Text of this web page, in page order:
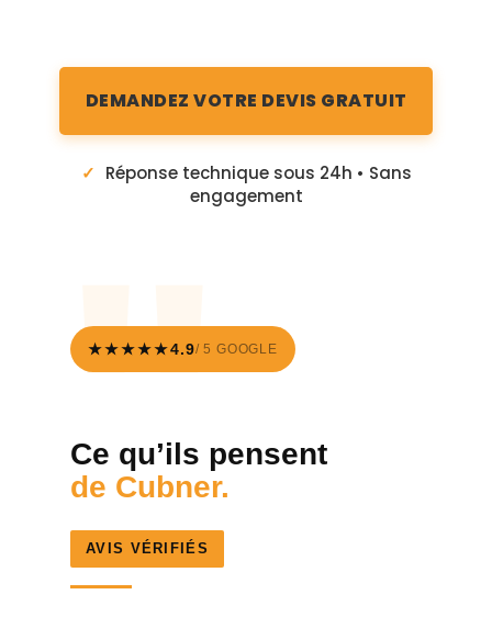
DEMANDEZ VOTRE DEVIS GRATUIT
✓ Réponse technique sous 24h • Sans
engagement
★★★★★4.9/ 5 GOOGLE
Ce qu’ils pensent
de Cubner.
AVIS VÉRIFIÉS